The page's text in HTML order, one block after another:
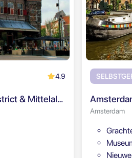
4.9
Amsterdam: Red Light District & Mittelalterliche Amsterdam Selbstgeführte Tour
Amsterdam